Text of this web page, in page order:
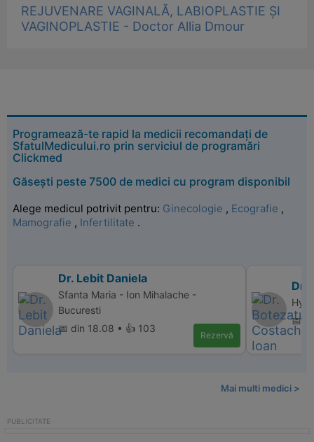
REJUVENARE VAGINALĂ, LABIOPLASTIE ȘI
VAGINOPLASTIE - Doctor Allia Dmour
Programează-te rapid la medicii recomandați de
SfatulMedicului.ro prin serviciul de programări
Clickmed
Găsești peste 7500 de medici cu program disponibil
Alege medicul potrivit pentru: Ginecologie , Ecografie ,
Mamografie , Infertilitate .
Dr. Lebit Daniela
Sfanta Maria - Ion Mihalache -
Bucuresti
📅 din 18.08 • 👍 103
Rezervă
Dr.
📅
Mai multi medici >